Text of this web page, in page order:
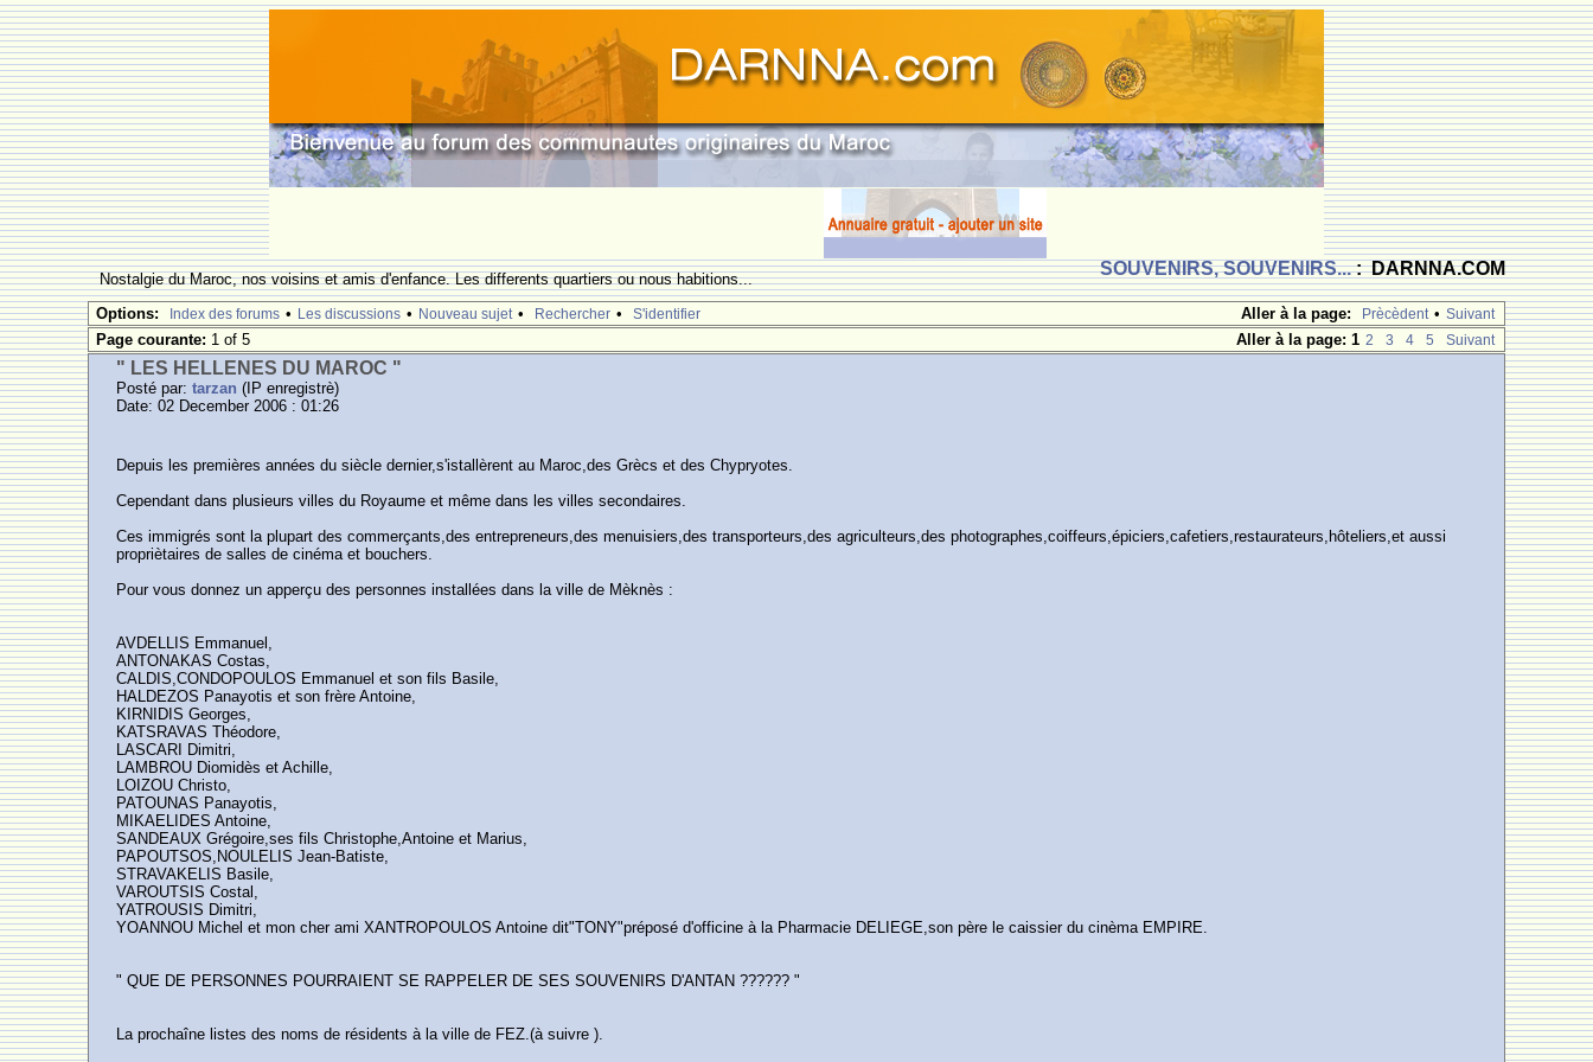
SOUVENIRS, SOUVENIRS...: DARNNA.COM
Nostalgie du Maroc, nos voisins et amis d'enfance. Les differents quartiers ou nous habitions...
Aller à la page:
Prècèdent • Suivant
Options: Index des forums • Les discussions • Nouveau sujet • Rechercher • S'identifier
Aller à la page: 1 2 3 4 5 Suivant
Page courante: 1 of 5
" LES HELLENES DU MAROC "
Posté par:tarzan (IP enregistrè)
Date: 02 December 2006 : 01:26
Depuis les premières années du siècle dernier,s'istallèrent au Maroc,des Grècs et des Chypryotes.
Cependant dans plusieurs villes du Royaume et même dans les villes secondaires.
Ces immigrés sont la plupart des commerçants,des entrepreneurs,des menuisiers,des transporteurs,des agriculteurs,des photographes,coiffeurs,épiciers,cafetiers,restaurateurs,hôteliers,et aussi
propriètaires de salles de cinéma et bouchers.
Pour vous donnez un apperçu des personnes installées dans la ville de Mèknès :
AVDELLIS Emmanuel,
ANTONAKAS Costas,
CALDIS,CONDOPOULOS Emmanuel et son fils Basile,
HALDEZOS Panayotis et son frère Antoine,
KIRNIDIS Georges,
KATSRAVAS Théodore,
LASCARI Dimitri,
LAMBROU Diomidès et Achille,
LOIZOU Christo,
PATOUNAS Panayotis,
MIKAELIDES Antoine,
SANDEAUX Grégoire,ses fils Christophe,Antoine et Marius,
PAPOUTSOS,NOULELIS Jean-Batiste,
STRAVAKELIS Basile,
VAROUTSIS Costal,
YATROUSIS Dimitri,
YOANNOU Michel et mon cher ami XANTROPOULOS Antoine dit"TONY"préposé d'officine à la Pharmacie DELIEGE,son père le caissier du cinèma EMPIRE.
" QUE DE PERSONNES POURRAIENT SE RAPPELER DE SES SOUVENIRS D'ANTAN ?????? "
La prochaîne listes des noms de résidents à la ville de FEZ.(à suivre ).